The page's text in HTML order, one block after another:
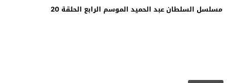
مسلسل السلطان عبد الحميد الموسم الرابع الحلقة 20